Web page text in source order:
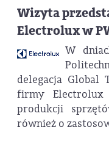
Wizyta
Electrolux w
W
delegacja Global
firmy
produkcji
również o